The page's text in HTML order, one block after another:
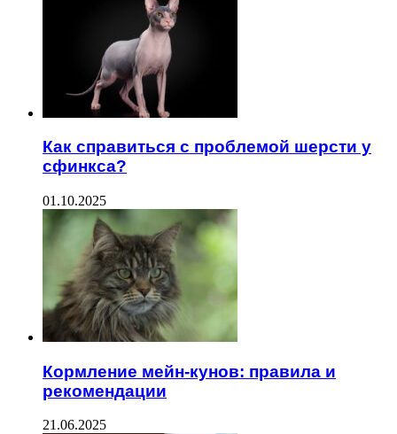
Как справиться с проблемой шерсти у
сфинкса?
01.10.2025
Кормление мейн-кунов: правила и
рекомендации
21.06.2025